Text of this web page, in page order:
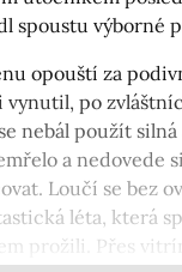
spoustu výborné
opouští za
vynutil, po
nebál použít silná
a nedovede
Loučí se bez
léta, která
prožili. Přes